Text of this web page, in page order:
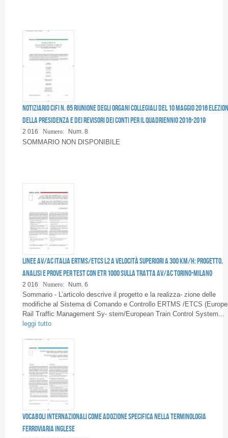
Notiziario CIFI N. 65 Riunione degli Organi Collegiali del 10 maggio 2016
della Presidenza e dei Revisori dei Conti per il Quadriennio 2016-2019
2 016 Numero: Num. 8
SOMMARIO NON DISPONIBILE
Linee AV/AC Italia ERTMS/ETCS L2 a velocità superiori a 300 km/h: progetto,
analisi e prove per test con ETR 1000 sulla tratta AV/AC Torino-Milano
2 016 Numero: Num. 6
Sommario - L’articolo descrive il progetto e la realizza- zione delle
modifiche al Sistema di Comando e Controllo ERTMS /ETCS
Rail Traffic Management Sy- stem/European Train Control System...
leggi tutto
Vocaboli internazionali come adozione specifica nella terminologia
ferroviaria inglese